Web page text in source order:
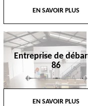
EN SAVOIR PLUS
Entreprise de
86
EN SAVOIR PLUS